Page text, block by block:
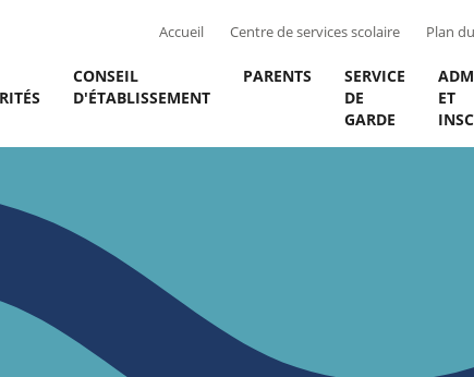
Accueil Centre de services scolaire Plan
CONSEIL
D'ÉTABLISSEMENT
PARENTS
SERVICE
DE
GARDE
ET